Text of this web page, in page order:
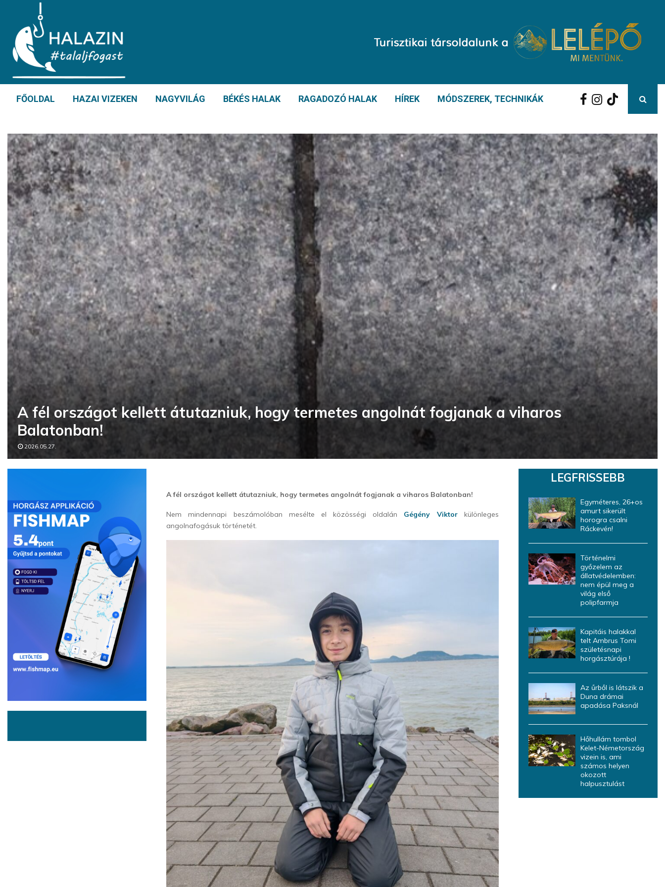
FŐOLDAL HAZAI VIZEKEN NAGYVILÁG BÉKÉS HALAK RAGADOZÓ HALAK HÍREK MÓDSZEREK, TECHNIKÁK
A fél országot kellett átutazniuk, hogy termetes angolnát fogjanak a viharos
Balatonban!
2026.05.27.
A fél országot kellett átutazniuk, hogy termetes angolnát fogjanak a viharos Balatonban!
Nem mindennapi beszámolóban mesélte el közösségi oldalán Gégény Viktorkülönleges
angolnafogásuk történetét.
LEGFRISSEBB
Egyméteres, 26+os
amurt sikerült
horogra csalni
Ráckevén!
Történelmi
győzelem az
állatvédelemben:
nem épül meg a
világ első
polipfarmja
Kapitáis halakkal
telt Ambrus Tomi
születésnapi
horgásztúrája !
Az űrből is látszik a
Duna drámai
apadása Paksnál
Hőhullám tombol
Kelet-Németország
vizein is, ami
számos helyen
okozott
halpusztulást